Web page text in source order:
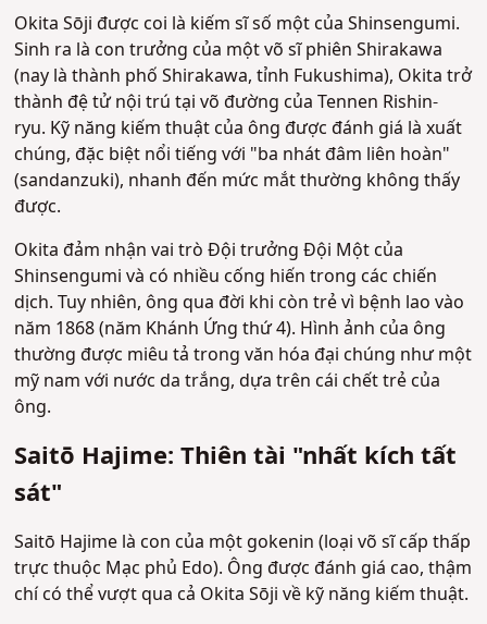
Okita Sōji được coi là kiếm sĩ số một của Shinsengumi.
Sinh ra là con trưởng của một võ sĩ phiên Shirakawa
(nay là thành phố Shirakawa, tỉnh Fukushima), Okita trở
thành đệ tử nội trú tại võ đường của Tennen Rishin-
ryu. Kỹ năng kiếm thuật của ông được đánh giá là xuất
chúng, đặc biệt nổi tiếng với "ba nhát đâm liên hoàn"
(sandanzuki), nhanh đến mức mắt thường không thấy
được.
Okita đảm nhận vai trò Đội trưởng Đội Một của
Shinsengumi và có nhiều cống hiến trong các chiến
dịch. Tuy nhiên, ông qua đời khi còn trẻ vì bệnh lao vào
năm 1868 (năm Khánh Ứng thứ 4). Hình ảnh của ông
thường được miêu tả trong văn hóa đại chúng như một
mỹ nam với nước da trắng, dựa trên cái chết trẻ của
ông.
Saitō Hajime: Thiên tài "nhất kích tất
sát"
Saitō Hajime là con của một gokenin (loại võ sĩ cấp thấp
trực thuộc Mạc phủ Edo). Ông được đánh giá cao, thậm
chí có thể vượt qua cả Okita Sōji về kỹ năng kiếm thuật.